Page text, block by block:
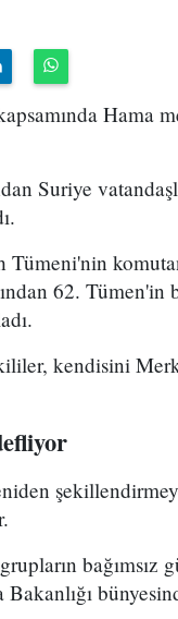
Hama
Suriye
62. Tümen'in
kendisini
bağımsız
Bakanlığı